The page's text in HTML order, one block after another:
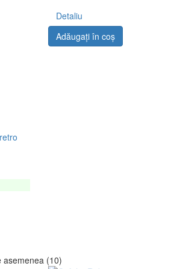
Detaliu
Adăugați în coş
asemenea (10)